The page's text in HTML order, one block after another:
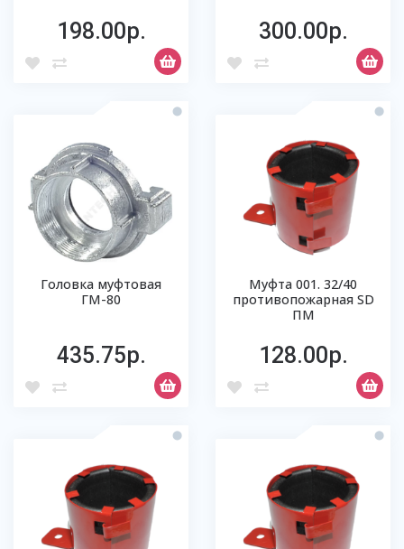
198.00р. 300.00р.
Головка муфтовая
ГМ-80
435.75р.
Муфта 001. 32/40
противопожарная SD
ПМ
128.00р.